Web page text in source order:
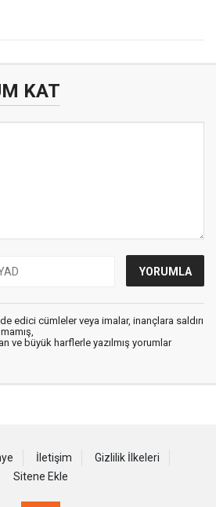
KAT
edici cümleler veya imalar, inançlara saldırı
ve büyük harflerle yazılmış yorumlar
İletişim
Gizlilik İlkeleri
Sitene Ekle